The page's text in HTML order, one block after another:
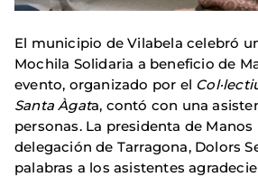
El municipio de Vilabela celebró
Mochila Solidaria a beneficio de
evento, organizado por el
Santa Àgata, contó con una
personas. La presidenta de Manos
delegación de Tarragona, Dolors
palabras a los asistentes